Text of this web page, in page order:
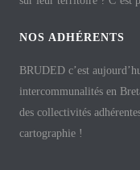
NOS ADHÉRENTS
BRUDED c’est
intercommunalités en
des collectivités
cartographie !